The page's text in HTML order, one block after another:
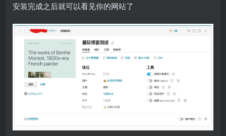
安装完成之后就可以看见你的网站了